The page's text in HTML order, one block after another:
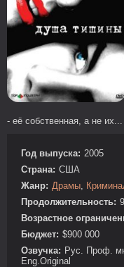
- её собственная, а не их...
Год выпуска: 2005
Страна: США
Жанр: Драмы,
Продолжительность:
Возрастное
Бюджет: $900 000
Озвучка: Рус. Проф.
Eng.Original